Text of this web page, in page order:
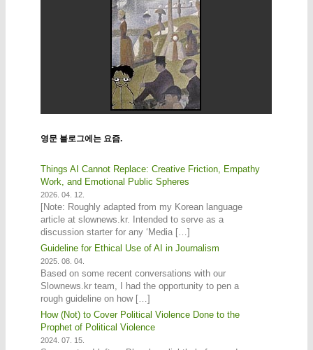
영문 블로그에는 요즘.
Things AI Cannot Replace: Creative Friction, Empathy
Work, and Emotional Public Spheres
2026. 04. 12.
[Note: Roughly adapted from my Korean language
article at slownews.kr. Intended to serve as a
discussion starter for any ‘Media […]
Guideline for Ethical Use of AI in Journalism
2025. 08. 04.
Based on some recent conversations with our
Slownews.kr team, I had the opportunity to pen a
rough guideline on how […]
How (Not) to Cover Political Violence Done to the
Prophet of Political Violence
2024. 07. 15.